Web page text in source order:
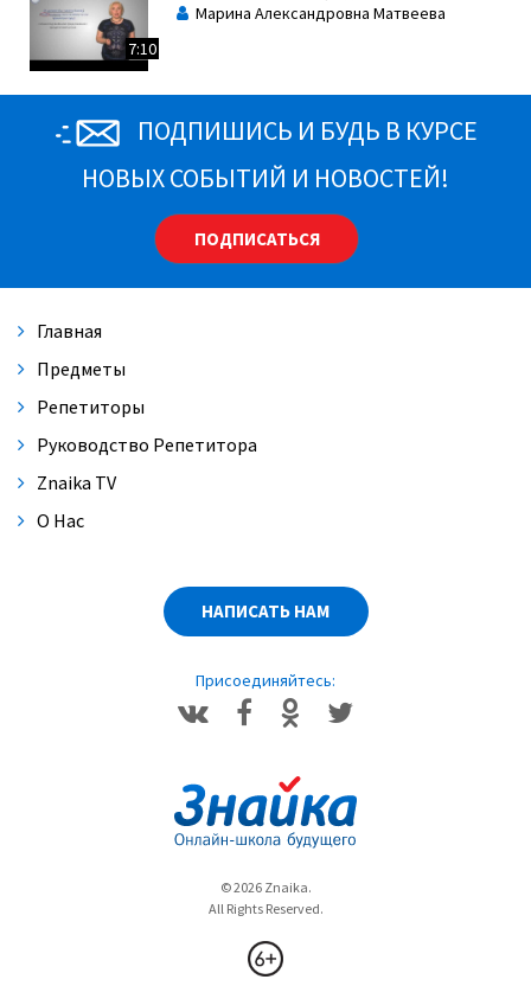
7:10
Марина Александровна Матвеева
ПОДПИШИСЬ И БУДЬ В КУРСЕ
НОВЫХ СОБЫТИЙ И НОВОСТЕЙ!
ПОДПИСАТЬСЯ
Главная
Предметы
Репетиторы
Руководство Репетитора
Znaika TV
О Нас
НАПИСАТЬ НАМ
Присоединяйтесь:
© 2026 Znaika.
All Rights Reserved.